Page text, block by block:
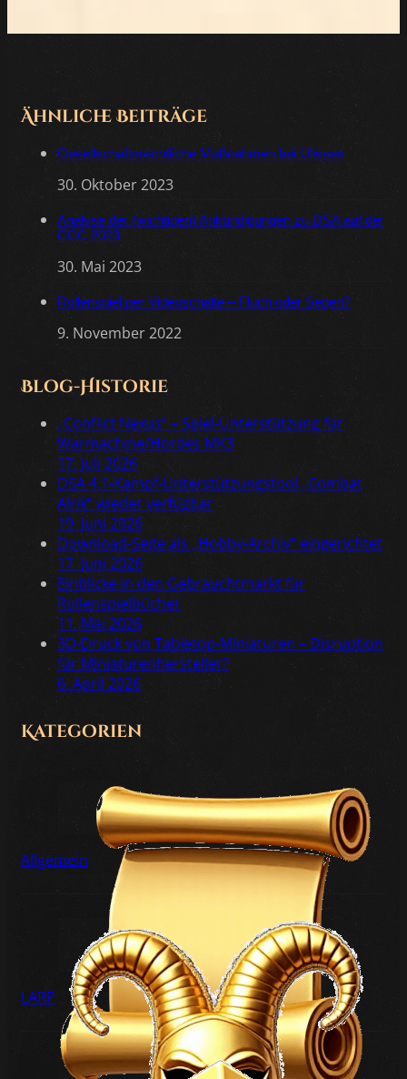
Ähnliche Beiträge
Gesellschaftsrechtliche Maßnahmen bei Ulisses
30. Oktober 2023
Analyse der (wichtigen) Ankündigungen zu DSA auf der
CCC 2023
30. Mai 2023
Rollenspiel per Videoschalte – Fluch oder Segen?
9. November 2022
Blog-Historie
„Conflict Nexus“ – Spiel-Unterstützung für
Warmachine/Hordes MK3
17. Juli 2026
DSA 4.1-Kampf-Unterstützungstool „Combat
Alrik“ wieder verfügbar
19. Juni 2026
Download-Seite als „Hobby-Archiv“ eingerichtet
17. Juni 2026
Einblicke in den Gebrauchtmarkt für
Rollenspielbücher
11. Mai 2026
3D-Druck von Tabletop-Miniaturen – Disruption
für Miniaturenhersteller?
6. April 2026
Kategorien
Allgemein
LARP